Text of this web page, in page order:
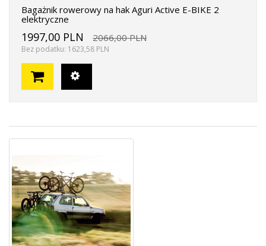
Bagażnik rowerowy na hak Aguri Active E-BIKE 2
elektryczne
1997,00 PLN 2066,00 PLN
Bez podatku: 1623,58 PLN